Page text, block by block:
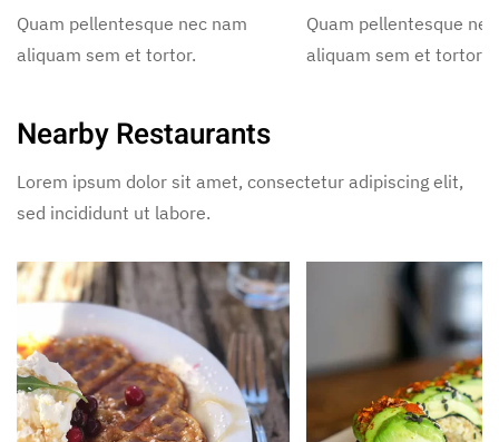
Quam pellentesque nec nam
aliquam sem et tortor.
Quam pellentesque
aliquam sem et tortor.
Nearby Restaurants
Lorem ipsum dolor sit amet, consectetur adipiscing elit,
sed incididunt ut labore.